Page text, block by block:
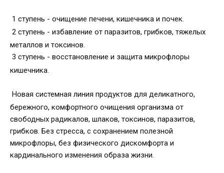
1 ступень - очищение печени, кишечника и почек.
2 ступень - избавление от паразитов, грибков, тяжелых
металлов и токсинов.
3 ступень - восстановление и защита микрофлоры
кишечника.
Новая системная линия продуктов для деликатного,
бережного, комфортного очищения организма от
свободных радикалов, шлаков, токсинов, паразитов,
грибков. Без стресса, с сохранением полезной
микрофлоры, без физического дискомфорта и
кардинального изменения образа жизни.